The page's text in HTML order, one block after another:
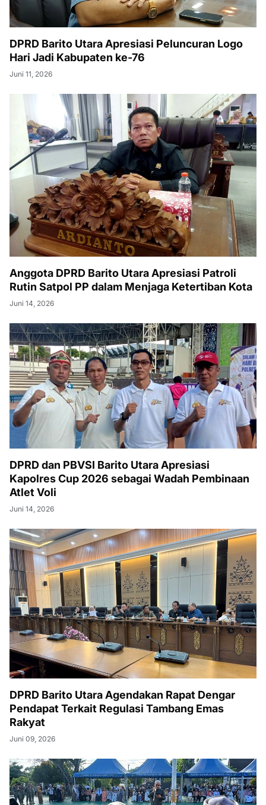
DPRD Barito Utara Apresiasi Peluncuran Logo
Hari Jadi Kabupaten ke-76
Juni 11, 2026
Anggota DPRD Barito Utara Apresiasi Patroli
Rutin Satpol PP dalam Menjaga Ketertiban Kota
Juni 14, 2026
DPRD dan PBVSI Barito Utara Apresiasi
Kapolres Cup 2026 sebagai Wadah Pembinaan
Atlet Voli
Juni 14, 2026
DPRD Barito Utara Agendakan Rapat Dengar
Pendapat Terkait Regulasi Tambang Emas
Rakyat
Juni 09, 2026